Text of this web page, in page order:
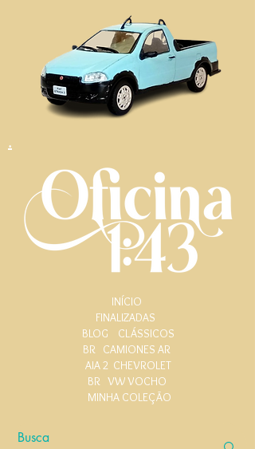
.
INÍCIO
FINALIZADAS
BLOG
CLÁSSICOS
BR CAMIONES AR
AIA 2 CHEVROLET
BR VW VOCHO
MINHA COLEÇÃO